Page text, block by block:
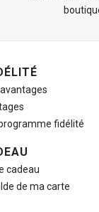
fidélité
cadeau
de ma carte